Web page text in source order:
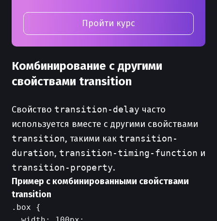
Пройти курс
Комбинирование с другими
свойствами transition
Свойство transition-delay часто
используется вместе с другими свойствами
transition, такими как transition-
duration, transition-timing-function и
transition-property.
Пример с комбинированными свойствами
transition
.box {